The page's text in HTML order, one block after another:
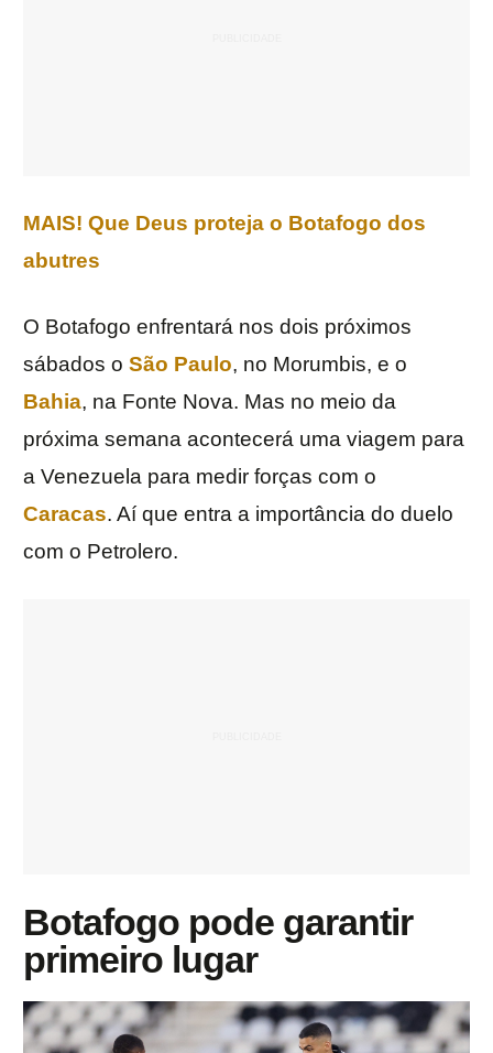
MAIS! Que Deus proteja o Botafogo dos
abutres
O Botafogo enfrentará nos dois próximos
sábados o São Paulo, no Morumbis, e o
Bahia, na Fonte Nova. Mas no meio da
próxima semana acontecerá uma viagem para
a Venezuela para medir forças com o
Caracas. Aí que entra a importância do duelo
com o Petrolero.
Botafogo pode garantir
primeiro lugar